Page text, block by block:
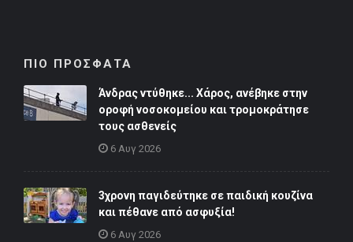
ΠΙΟ ΠΡΟΣΦΑΤΑ
Άνδρας ντύθηκε... Χάρος, ανέβηκε στην
οροφή νοσοκομείου και τρομοκράτησε
τους ασθενείς
6 Αυγ 2026
3χρονη παγιδεύτηκε σε παιδική κουζίνα
και πέθανε από ασφυξία!
6 Αυγ 2026